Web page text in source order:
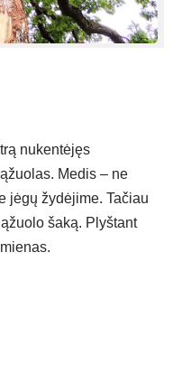
nukentėjęs
Medis – ne
jėgų žydėjime. Tačiau
šaką. Plyštant